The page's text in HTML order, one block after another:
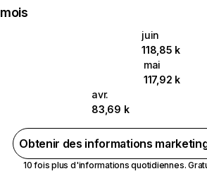
mois
juin
118,85 k
mai
117,92 k
avr.
83,69 k
Obtenir des informations
10 fois plus d'informations quotidiennes.